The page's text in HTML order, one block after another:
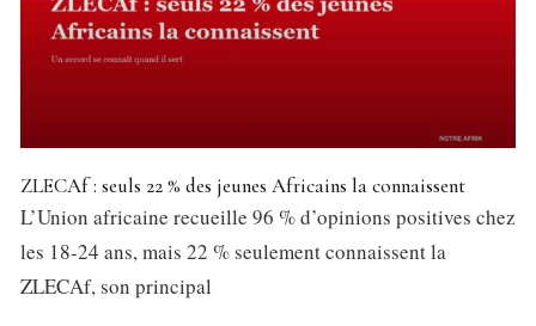
ZLECAf : seuls 22 % des jeunes Africains la connaissent
L’Union africaine recueille 96 % d’opinions positives chez
les 18-24 ans, mais 22 % seulement connaissent la
ZLECAf, son principal